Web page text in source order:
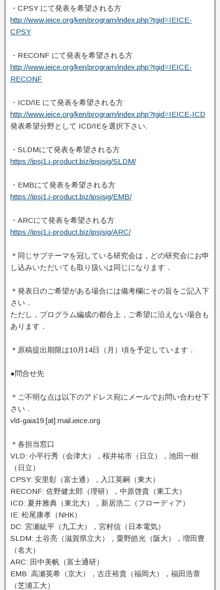
・CPSY にて発表を希望される方
http://www.ieice.org/ken/program/index.php?tgid=IEICE-
CPSY
・RECONF にて発表を希望される方
http://www.ieice.org/ken/program/index.php?tgid=IEICE-
RECONF
・ICD/IE にて発表を希望される方
http://www.ieice.org/ken/program/index.php?tgid=IEICE-ICD
発表希望分野として ICD/IEを選択下さい.
・SLDMにて発表を希望される方
https://ipsj1.i-product.biz/ipsjsig/SLDM/
・EMBにて発表を希望される方
https://ipsj1.i-product.biz/ipsjsig/EMB/
・ARCにて発表を希望される方
https://ipsj1.i-product.biz/ipsjsig/ARC/
＊同じサブテーマを冠している研究会は，どの研究会にお申
し込みいただいても取り扱いは同じになります．
＊発表日のご希望がある場合には備考欄にその旨をご記入下
さい．
ただし，プログラム編成の都合上，ご希望に沿えない場合も
あります．
＊原稿提出期限は10月14日（月）頃を予定しています．
●問合せ先
＊ご不明な点は以下のアドレス宛にメールでお問い合わせ下
さい．
vld-gaia19 [at] mail.ieice.org
＊各担当窓口
VLD: 小平行秀（会津大），桜井祐市（日立），池田一樹
（日立）
CPSY: 安里彰（富士通），入江英嗣（東大）
RECONF: 佐野健太郎（理研），中原啓貴（東工大）
ICD: 夏井雅典（東北大），新居浩二（フローディア）
IE: 松尾康孝（NHK）
DC: 宮瀬紘平（九工大），宮村信（日本電気）
SLDM: 土谷亮（滋賀県立大），粟野皓光（阪大），増田豊
（名大）
ARC: 田中美帆（富士通研）
EMB: 高瀬英希（京大），古庄裕貴（福岡大），福田浩章
（芝浦工大）